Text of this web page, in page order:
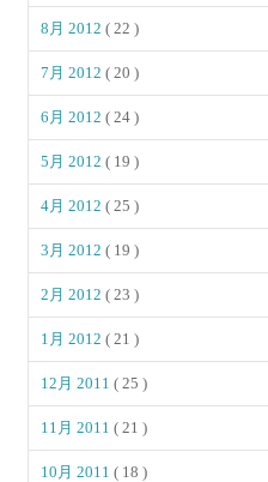
8月 2012( 22 )
7月 2012( 20 )
6月 2012( 24 )
5月 2012( 19 )
4月 2012( 25 )
3月 2012( 19 )
2月 2012( 23 )
1月 2012( 21 )
12月 2011( 25 )
11月 2011( 21 )
10月 2011( 18 )